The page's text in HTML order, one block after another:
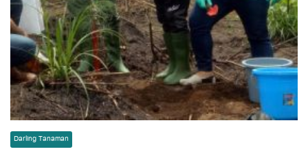
Darling Tanaman